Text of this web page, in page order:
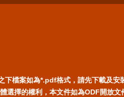
下檔案如為*.pdf格式，請先下載及
選擇的權利，本文件如為ODF開放